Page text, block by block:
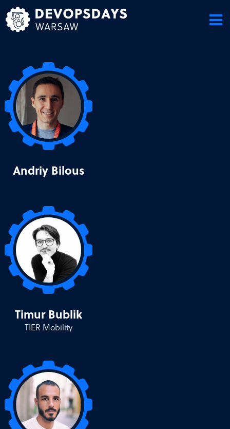
to
content
Andriy Bilous
Timur Bublik
TIER Mobility